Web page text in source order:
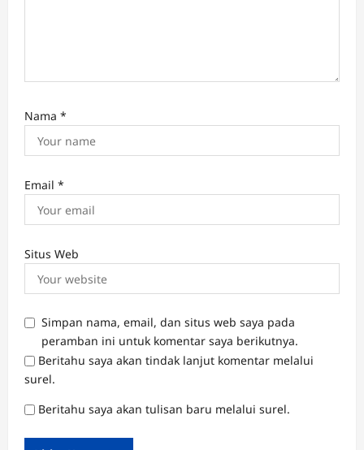
Nama *
Email *
Situs Web
Simpan nama, email, dan situs web saya pada
peramban ini untuk komentar saya berikutnya.
Beritahu saya akan tindak lanjut komentar melalui
surel.
Beritahu saya akan tulisan baru melalui surel.